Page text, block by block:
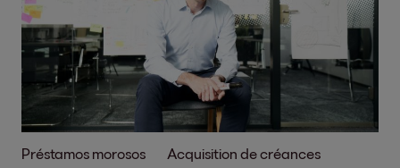
Préstamos morosos Acquisition de créances